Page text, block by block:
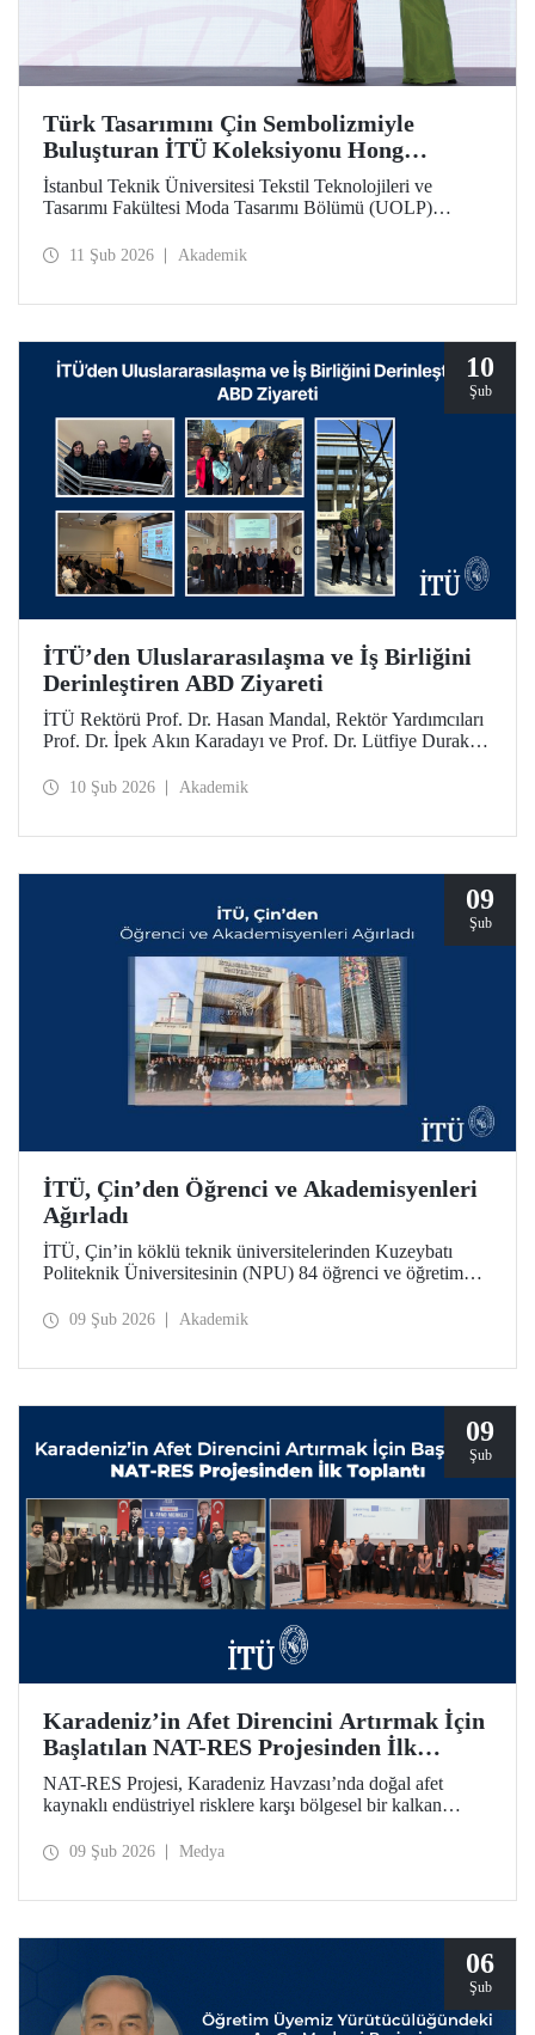
Türk Tasarımını Çin Sembolizmiyle
Buluşturan İTÜ Koleksiyonu Hong
Kong’ta Sergilendi
İstanbul Teknik Üniversitesi Tekstil Teknolojileri ve
Tasarımı Fakültesi Moda Tasarımı Bölümü (UOLP)
tasarlanan ve Öğr. Gör. Dr. Belgin Görgün’ün
Hong Kong Polytechnic University (PolyU) ev
sahipliğinde düzenlenen defilede tanıtıldı.
11 Şub 2026 Akademik
10
Şub
İTÜ’den Uluslararasılaşma ve İş Birliğini
Derinleştiren ABD Ziyareti
İTÜ Rektörü Prof. Dr. Hasan Mandal, Rektör Yardımcıları
Prof. Dr. İpek Akın Karadayı ve Prof. Dr. Lütfiye Durak
ve mezunlarıyla bir araya gelmek için 24-30 Ocak 2026
10 Şub 2026 Akademik
09
Şub
İTÜ, Çin’den Öğrenci ve Akademisyenleri
Ağırladı
İTÜ, Çin’in köklü teknik üniversitelerinden Kuzeybatı
Politeknik Üniversitesinin (NPU) 84 öğrenci ve öğretim
arasındaki akademik iş birliği olanakları değerlendirildi.
09 Şub 2026 Akademik
09
Şub
Karadeniz’in Afet Direncini Artırmak İçin
Başlatılan NAT-RES Projesinden İlk
Toplantı
NAT-RES Projesi, Karadeniz Havzası’nda doğal afet
kaynaklı endüstriyel risklere karşı bölgesel bir kalkan
Yunanistan ve Ukrayna’dan paydaş kurumların iş birliğiyle
09 Şub 2026 Medya
06
Şub